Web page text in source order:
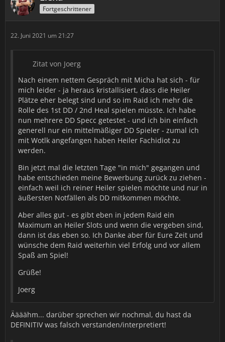
Fortgeschrittener
22. Juni 2021 um 21:27
Zitat von Joerg
Nach einem nettem Gespräch mit Micha hat sich - für
mich leider - ja heraus kristallisiert, dass die Heiler
Plätze eher belegt sind und so im Raid ich mehr die
Rolle des 1st DD / 2nd Heal spielen müsste. Ich habe
nun mehrere DD Specc getestet - und ich bin einfach
generell nur ein mittelmäßiger DD Spieler - zumal ich
mit Wotlk angefangen haben Heiler Fachidiot zu
werden.
Bin jetzt mal die letzten Tage "in mich" gegangen und
habe entschieden meine Bewerbung zurück zu ziehen -
einfach weil ich reiner Heiler spielen möchte und nur in
äußersten Notfällen als DD mitkommen möchte.
Aber alles gut - es gibt eben in jedem Raid ein
Maximum an Heiler Slots und wenn die vergeben sind,
dann ist das eben so. Ich Danke aber für Eure Zeit und
wünsche dem Raid weiterhin viel Erfolg und vor allem
Spaß am Spiel!
Grüße!
Joerg
Äääähm... darüber sprechen wir nochmal, du hast da
DEFINITIV was falsch verstanden/interpretiert!